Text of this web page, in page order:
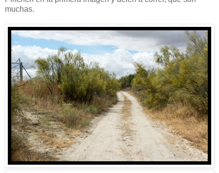
muchas.